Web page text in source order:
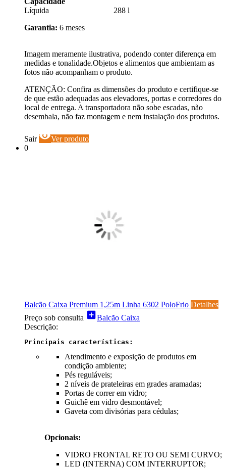
Líquida 288 l
Garantia: 6 meses
Imagem meramente ilustrativa, podendo conter diferença em
medidas e tonalidade.Objetos e alimentos que ambientam as
fotos não acompanham o produto.
ATENÇÃO: Confira as dimensões do produto e certifique-se
de que estão adequadas aos elevadores, portas e corredores do
local de entrega. A transportadora não sobe escadas, não
desembala, não faz montagem e nem instalação dos produtos.
Sair visibilityVer produto
0
Balcão Caixa Premium 1,25m Linha 6302 PoloFrio Detalhes
Preço sob consulta add_boxBalcão Caixa
Descrição:
Principais características:
Atendimento e exposição de produtos em
condição ambiente;
Pés reguláveis;
2 níveis de prateleiras em grades aramadas;
Portas de correr em vidro;
Guichê em vidro desmontável;
Gaveta com divisórias para cédulas;
Opcionais:
VIDRO FRONTAL RETO OU SEMI CURVO;
LED (INTERNA) COM INTERRUPTOR;